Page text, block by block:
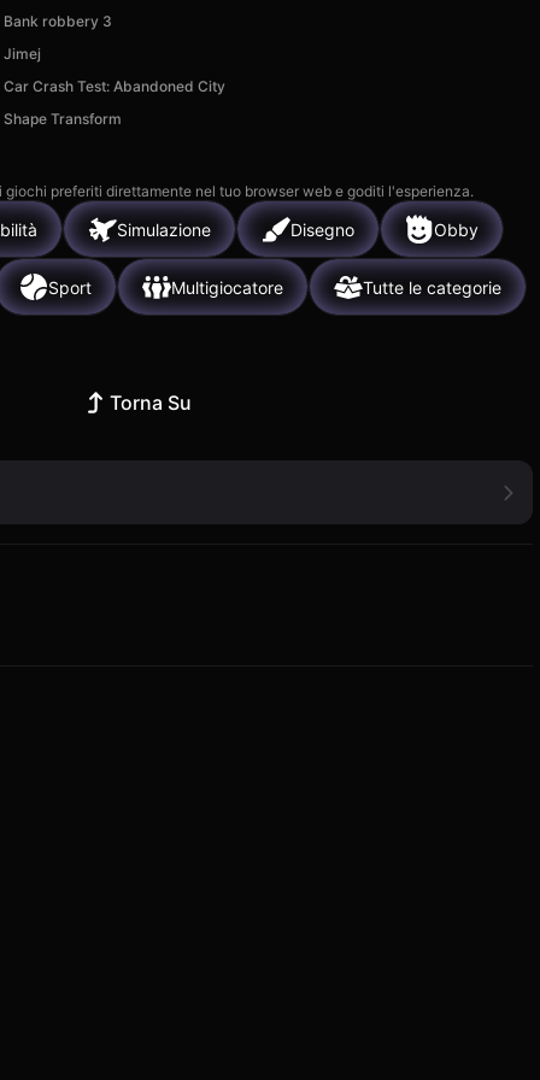
Bank robbery 3
Jimej
Car Crash Test: Abandoned City
Shape Transform
preferiti direttamente nel tuo browser web e goditi l'esperienza.
Simulazione Disegno Obby
Sport Multigiocatore Tutte le categorie
Torna Su